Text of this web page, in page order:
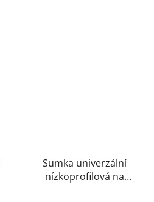
Sumka univerzální
nízkoprofilová na